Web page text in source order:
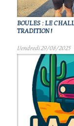
BOULES : LE
TRADITION !
Vendredi 29/08/2025